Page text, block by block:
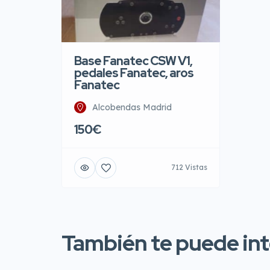
Base Fanatec CSW V1,
pedales Fanatec, aros
Fanatec
Alcobendas Madrid
150€
712 Vistas
También te puede